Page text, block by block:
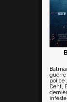
police
Dent,